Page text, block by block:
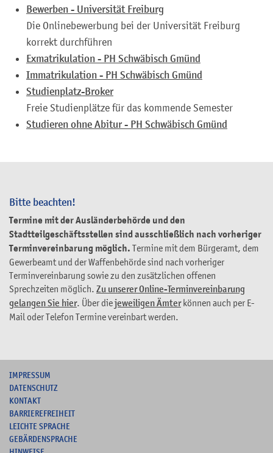
Bitte beachten!
Termine mit der Ausländerbehörde und den
Stadtteilgeschäftsstellen sind ausschließlich nach vorheriger
Terminvereinbarung möglich. Termine mit dem Bürgeramt, dem
Gewerbeamt und der Waffenbehörde sind nach vorheriger
Terminvereinbarung sowie zu den zusätzlichen offenen
Sprechzeiten möglich. Zu unserer Online-Terminvereinbarung
gelangen Sie hier. Über diejeweiligen Ämterkönnen auch per E-
Mail oder Telefon Termine vereinbart werden.
Bewerben - Universität Freiburg
Die Onlinebewerbung bei der Universität Freiburg
korrekt durchführen
Exmatrikulation - PH Schwäbisch Gmünd
Immatrikulation - PH Schwäbisch Gmünd
Studienplatz-Broker
Freie Studienplätze für das kommende Semester
Studieren ohne Abitur - PH Schwäbisch Gmünd
IMPRESSUM
DATENSCHUTZ
KONTAKT
BARRIEREFREIHEIT
LEICHTE SPRACHE
GEBÄRDENSPRACHE